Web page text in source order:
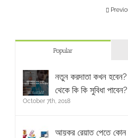
Popular
নতুন করদাতা কখন
থেকে কি কি সুবিধা পাবেন?
October 7th, 2018
আয়কর রেয়াত পেতে কোন